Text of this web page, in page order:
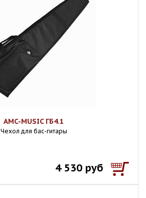
AMC-MUSIC ГБ4.1
Чехол для бас-гитары
4 530 руб